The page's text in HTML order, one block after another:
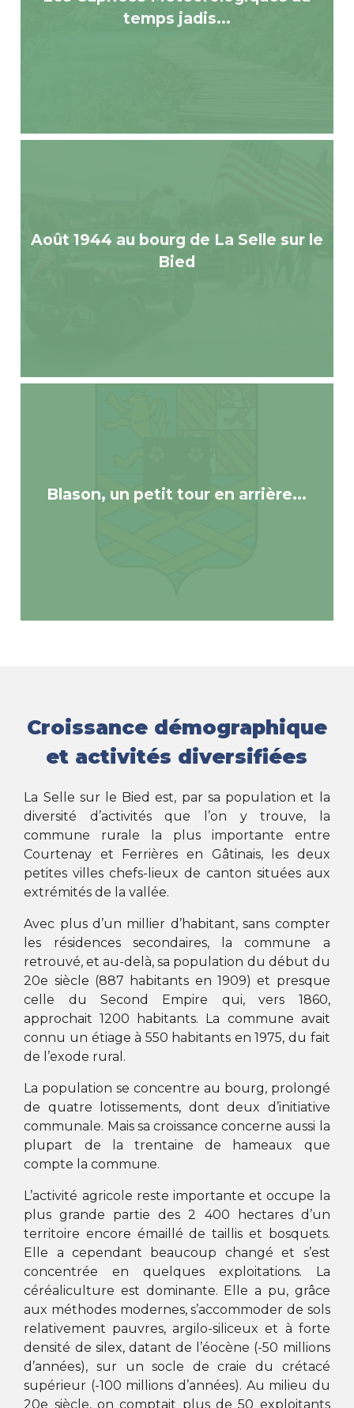
temps jadis...
Août 1944 au bourg de La Selle sur le
Bied
Blason, un petit tour en arrière...
Croissance démographique
et activités diversifiées
La Selle sur le Bied est, par sa population et la
diversité d’activités que l’on y trouve, la
commune rurale la plus importante entre
Courtenay et Ferrières en Gâtinais, les deux
petites villes chefs-lieux de canton situées aux
extrémités de la vallée.
Avec plus d’un millier d’habitant, sans compter
les résidences secondaires, la commune a
retrouvé, et au-delà, sa population du début du
20e siècle (887 habitants en 1909) et presque
celle du Second Empire qui, vers 1860,
approchait 1200 habitants. La commune avait
connu un étiage à 550 habitants en 1975, du fait
de l’exode rural.
La population se concentre au bourg, prolongé
de quatre lotissements, dont deux d’initiative
communale. Mais sa croissance concerne aussi la
plupart de la trentaine de hameaux que
compte la commune.
L’activité agricole reste importante et occupe la
plus grande partie des 2 400 hectares d’un
territoire encore émaillé de taillis et bosquets.
Elle a cependant beaucoup changé et s’est
concentrée en quelques exploitations. La
céréaliculture est dominante. Elle a pu, grâce
aux méthodes modernes, s’accommoder de sols
relativement pauvres, argilo-siliceux et à forte
densité de silex, datant de l’éocène (-50 millions
d’années), sur un socle de craie du crétacé
supérieur (-100 millions d’années). Au milieu du
20e siècle, on comptait plus de 50 exploitants